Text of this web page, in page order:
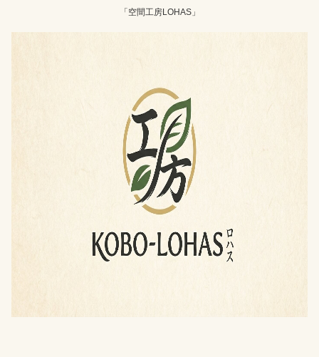
「空間工房LOHAS」